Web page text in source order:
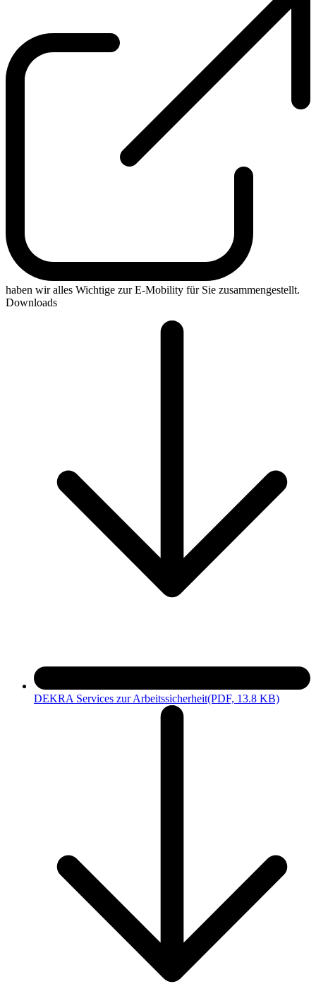
Hinzuwirken, dass sich alle im Betrieb Beschäftigten den
Anforderungen des Arbeitsschutzes und der Unfallverhütung
entsprechend verhalten
haben wir alles Wichtige zur E-Mobility für Sie zusammengestellt.
Downloads
DEKRA Services zur Arbeitssicherheit(PDF, 13.8 KB)